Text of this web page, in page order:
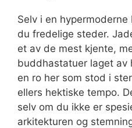
Selv i en
du fredelige steder.
et av de mest kjente,
buddhastatuer laget av
en ro her som stod i
ellers hektiske tempo.
selv om du ikke er
arkitekturen og